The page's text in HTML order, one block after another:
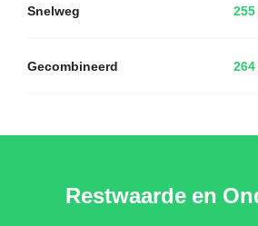
Snelweg
Gecombineerd
Restwaarde en